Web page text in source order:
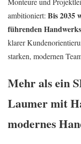
ambitioniert: Bis 2035
führenden
klarer
starken, modernen
Mehr als ein
Laumer mit
modernes